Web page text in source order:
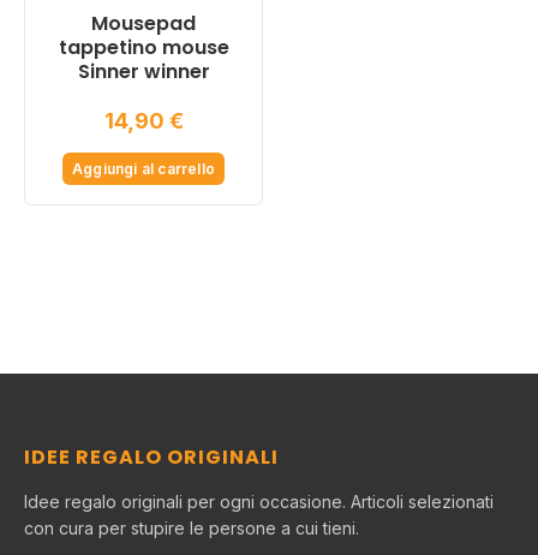
Mousepad
tappetino mouse
Sinner winner
14,90 €
Aggiungi al carrello
IDEE REGALO ORIGINALI
Idee regalo originali per ogni occasione. Articoli selezionati
con cura per stupire le persone a cui tieni.